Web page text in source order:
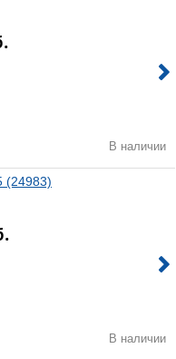
В наличии
(24983)
В наличии